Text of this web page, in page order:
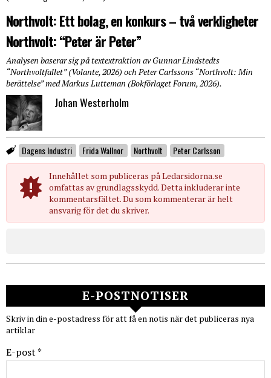
Northvolt: Ett bolag, en konkurs – två verkligheter
Northvolt: “Peter är Peter”
Analysen baserar sig på textextraktion av Gunnar Lindstedts
“Northvoltfallet” (Volante, 2026) och Peter Carlssons “Northvolt: Min
berättelse” med Markus Lutteman (Bokförlaget Forum, 2026).
Johan Westerholm
Dagens Industri Frida Wallnor Northvolt Peter Carlsson
Innehållet som publiceras på Ledarsidorna.se
omfattas av grundlagsskydd. Detta inkluderar inte
kommentarsfältet. Du som kommenterar är helt
ansvarig för det du skriver.
E-POSTNOTISER
Skriv in din e-postadress för att få en notis när det publiceras nya
artiklar
E-post *